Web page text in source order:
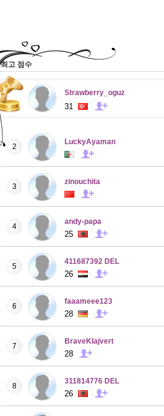
최고 점수
Strawberry_oguz
31
2
LuckyAyaman
3
zinouchita
4
andy-papa
25
5
411687392 DEL
26
6
faaameee123
28
7
BraveKlajvert
28
8
311814776 DEL
26